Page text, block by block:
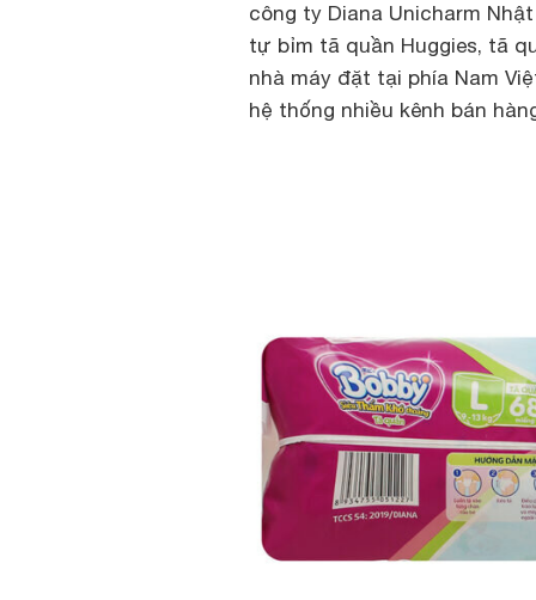
công ty Diana Unicharm
tự bỉm tã quần Huggies, tã
nhà máy đặt tại phía Nam
hệ thống nhiều kênh bán